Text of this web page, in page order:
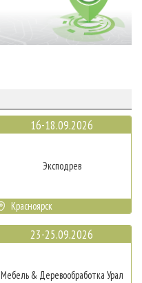
16-18.09.2026
Эксподрев
Красноярск
23-25.09.2026
Мебель & Деревообработка Урал